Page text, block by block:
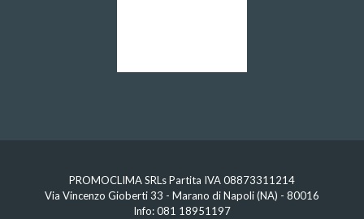
PROMOCLIMA SRLs Partita IVA 08873311214
Via Vincenzo Gioberti 33 - Marano di Napoli (NA) - 80016
Info:081 18951197